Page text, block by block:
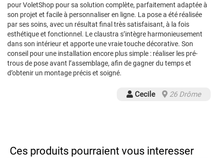
pour VoletShop pour sa solution complète, parfaitement adaptée à
son projet et facile à personnaliser en ligne. La pose a été réalisée
par ses soins, avec un résultat final très satisfaisant, à la fois
esthétique et fonctionnel. Le claustra s’intègre harmonieusement
dans son intérieur et apporte une vraie touche décorative. Son
conseil pour une installation encore plus simple : réaliser les pré-
trous de pose avant l’assemblage, afin de gagner du temps et
d’obtenir un montage précis et soigné.
Cecile 26 Drôme
Ces produits pourraient vous interesser